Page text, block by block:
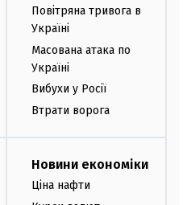
Повітряна тривога в
Україні
Масована атака по
Україні
Вибухи у Росії
Втрати ворога
Новини економіки
Ціна нафти